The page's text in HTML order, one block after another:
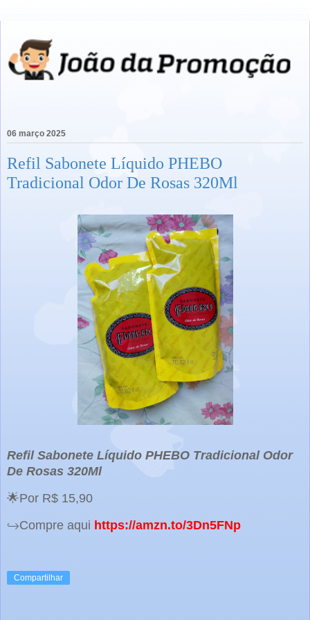
06 março 2025
Refil Sabonete Líquido PHEBO
Tradicional Odor De Rosas 320Ml
Refil Sabonete Líquido PHEBO Tradicional Odor
De Rosas 320Ml
🌟Por R$ 15,90
↪️Compre aqui https://amzn.to/3Dn5FNp
Compartilhar